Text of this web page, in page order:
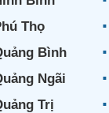
Thọ
Bình
Ngãi
Trị